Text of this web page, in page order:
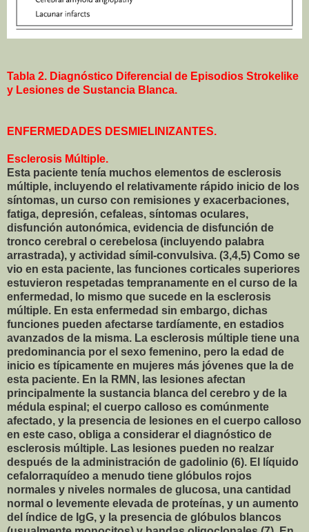
Tabla 2. Diagnóstico Diferencial de Episodios Strokelike
y Lesiones de Sustancia Blanca.
ENFERMEDADES DESMIELINIZANTES.
Esclerosis Múltiple.
Esta paciente tenía muchos elementos de esclerosis
múltiple, incluyendo el relativamente rápido inicio de los
síntomas, un curso con remisiones y exacerbaciones,
fatiga, depresión, cefaleas, síntomas oculares,
disfunción autonómica, evidencia de disfunción de
tronco cerebral o cerebelosa (incluyendo palabra
arrastrada), y actividad símil-convulsiva. (3,4,5) Como se
vio en esta paciente, las funciones corticales superiores
estuvieron respetadas tempranamente en el curso de la
enfermedad, lo mismo que sucede en la esclerosis
múltiple. En esta enfermedad sin embargo, dichas
funciones pueden afectarse tardíamente, en estadios
avanzados de la misma. La esclerosis múltiple tiene una
predominancia por el sexo femenino, pero la edad de
inicio es típicamente en mujeres más jóvenes que la de
esta paciente. En la RMN, las lesiones afectan
principalmente la sustancia blanca del cerebro y de la
médula espinal; el cuerpo calloso es comúnmente
afectado, y la presencia de lesiones en el cuerpo calloso
en este caso, obliga a considerar el diagnóstico de
esclerosis múltiple. Las lesiones pueden no realzar
después de la administración de gadolinio (6). El líquido
cefalorraquídeo a menudo tiene glóbulos rojos
normales y niveles normales de glucosa, una cantidad
normal o levemente elevada de proteínas, y un aumento
del índice de IgG, y la presencia de glóbulos blancos